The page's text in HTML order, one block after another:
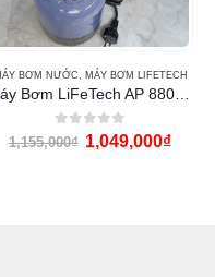
BƠM NƯỚC, MÁY BƠM LIFETECH
Máy Bơm LiFeTech AP 8800 (180W)
0out of 5
1,155,000₫ 1,049,000₫